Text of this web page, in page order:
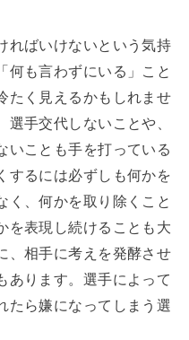
ればいけないという気持
何も言わずにいる」こと
たく見えるかもしれませ
手交代しないことや、
いことも手を打っている
するには必ずしも何かを
く、何かを取り除くこと
を表現し続けることも大
、相手に考えを発酵させ
あります。選手によって
たら嫌になってしまう選